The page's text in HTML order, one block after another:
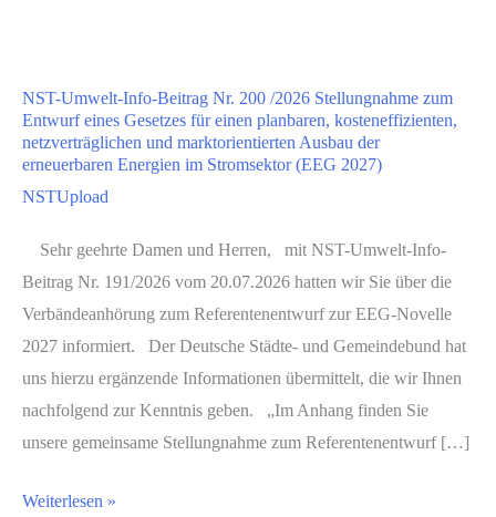
NST-Umwelt-Info-Beitrag Nr. 200 /2026 Stellungnahme zum
Entwurf eines Gesetzes für einen planbaren, kosteneffizienten,
netzverträglichen und marktorientierten Ausbau der
erneuerbaren Energien im Stromsektor (EEG 2027)
NSTUpload
Sehr geehrte Damen und Herren, mit NST-Umwelt-Info-
Beitrag Nr. 191/2026 vom 20.07.2026 hatten wir Sie über die
Verbändeanhörung zum Referentenentwurf zur EEG-Novelle
2027 informiert. Der Deutsche Städte- und Gemeindebund hat
uns hierzu ergänzende Informationen übermittelt, die wir Ihnen
nachfolgend zur Kenntnis geben. „Im Anhang finden Sie
unsere gemeinsame Stellungnahme zum Referentenentwurf […]
NST-
Weiterlesen »